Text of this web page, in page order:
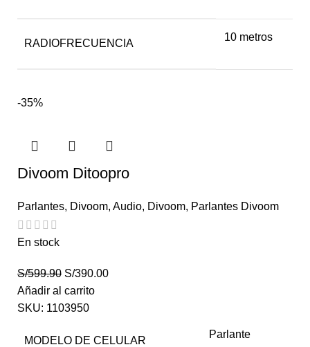
RADIOFRECUENCIA
10 metros
-35%
Divoom Ditoopro
Parlantes, Divoom, Audio, Divoom, Parlantes Divoom
En stock
S/599.90 S/390.00
Añadir al carrito
SKU: 1103950
MODELO DE CELULAR
Parlante